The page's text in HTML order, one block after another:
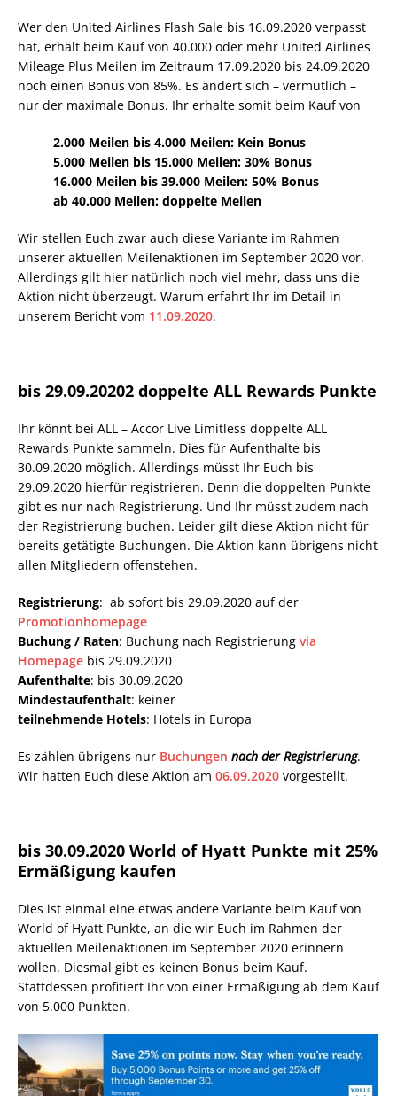
Wer den United Airlines Flash Sale bis 16.09.2020 verpasst
hat, erhält beim Kauf von 40.000 oder mehr United Airlines
Mileage Plus Meilen im Zeitraum 17.09.2020 bis 24.09.2020
noch einen Bonus von 85%. Es ändert sich – vermutlich –
nur der maximale Bonus. Ihr erhalte somit beim Kauf von
2.000 Meilen bis 4.000 Meilen: Kein Bonus
5.000 Meilen bis 15.000 Meilen: 30% Bonus
16.000 Meilen bis 39.000 Meilen: 50% Bonus
ab 40.000 Meilen: doppelte Meilen
Wir stellen Euch zwar auch diese Variante im Rahmen
unserer aktuellen Meilenaktionen im September 2020 vor.
Allerdings gilt hier natürlich noch viel mehr, dass uns die
Aktion nicht überzeugt. Warum erfahrt Ihr im Detail in
unserem Bericht vom 11.09.2020.
bis 29.09.20202 doppelte ALL Rewards Punkte
Ihr könnt bei ALL – Accor Live Limitless doppelte ALL
Rewards Punkte sammeln. Dies für Aufenthalte bis
30.09.2020 möglich. Allerdings müsst Ihr Euch bis
29.09.2020 hierfür registrieren. Denn die doppelten Punkte
gibt es nur nach Registrierung. Und Ihr müsst zudem nach
der Registrierung buchen. Leider gilt diese Aktion nicht für
bereits getätigte Buchungen. Die Aktion kann übrigens nicht
allen Mitgliedern offenstehen.
Registrierung: ab sofort bis 29.09.2020 auf der
Promotionhomepage
Buchung / Raten: Buchung nach Registrierung via
Homepage bis 29.09.2020
Aufenthalte: bis 30.09.2020
Mindestaufenthalt: keiner
teilnehmende Hotels: Hotels in Europa
Es zählen übrigens nur Buchungen nach der Registrierung.
Wir hatten Euch diese Aktion am 06.09.2020 vorgestellt.
bis 30.09.2020 World of Hyatt Punkte mit 25%
Ermäßigung kaufen
Dies ist einmal eine etwas andere Variante beim Kauf von
World of Hyatt Punkte, an die wir Euch im Rahmen der
aktuellen Meilenaktionen im September 2020 erinnern
wollen. Diesmal gibt es keinen Bonus beim Kauf.
Stattdessen profitiert Ihr von einer Ermäßigung ab dem Kauf
von 5.000 Punkten.